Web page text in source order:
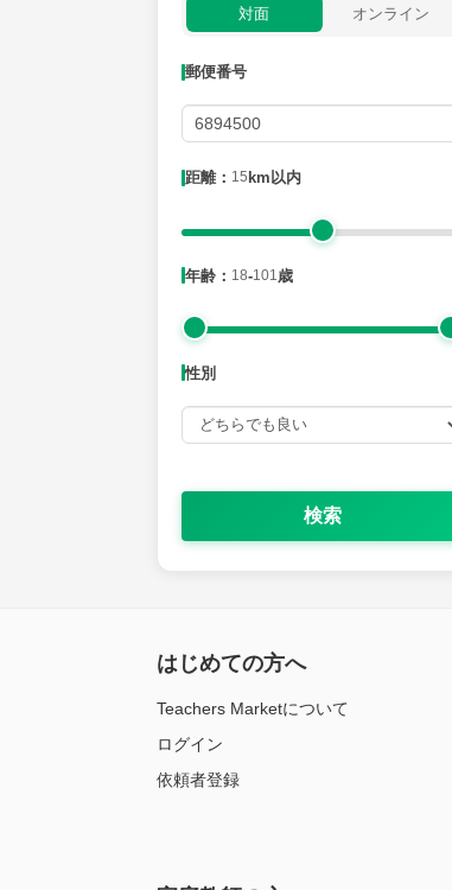
対面 オンライン
郵便番号
距離： 15 km以内
年齢： 18-101 歳
性別
検索
距離：15km以内
年齢：18-101歳
はじめての方へ
Teachers Marketについて
ログイン
依頼者登録